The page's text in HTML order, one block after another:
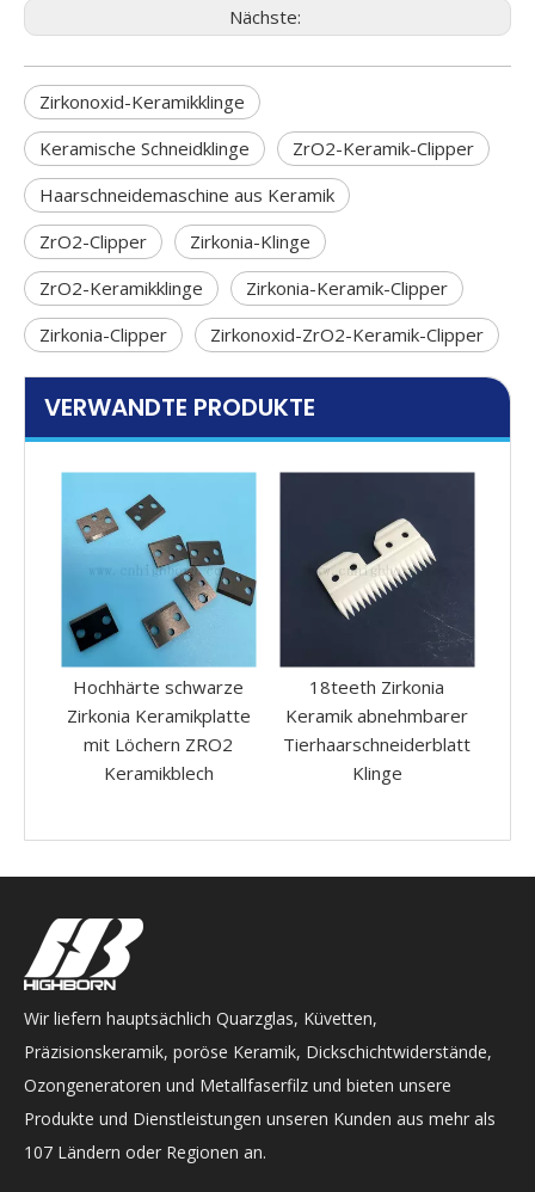
Nächste:
Zirkonoxid-Keramikklinge
Keramische Schneidklinge
ZrO2-Keramik-Clipper
Haarschneidemaschine aus Keramik
ZrO2-Clipper
Zirkonia-Klinge
ZrO2-Keramikklinge
Zirkonia-Keramik-Clipper
Zirkonia-Clipper
Zirkonoxid-ZrO2-Keramik-Clipper
VERWANDTE PRODUKTE
18teeth Zirkonia
Keramik abnehmbarer
Tierhaarschneiderblatt
Klinge
High Performance
ZRO2 Clipper Keramic
Hair Trimmer Blade für
Pusher Scissors
Wir liefern hauptsächlich Quarzglas, Küvetten,
Präzisionskeramik, poröse Keramik, Dickschichtwiderstände,
Ozongeneratoren und Metallfaserfilz und bieten unsere
Produkte und Dienstleistungen unseren Kunden aus mehr als
107 Ländern oder Regionen an.